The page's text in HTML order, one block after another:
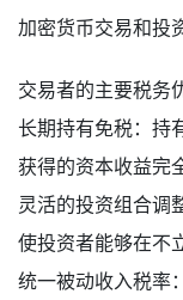
加密货币交易和投
交易者的主要税务
长期持有免税：持
获得的资本收益完
灵活的投资组合调
使投资者能够在不
统一被动收入税率